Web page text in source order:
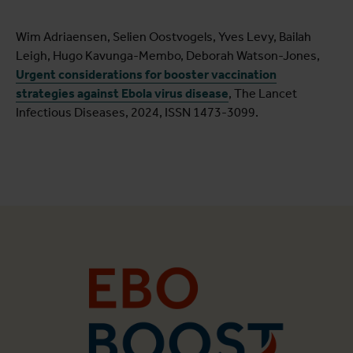
Wim Adriaensen, Selien Oostvogels, Yves Levy, Bailah
Leigh, Hugo Kavunga-Membo, Deborah Watson-Jones,
Urgent considerations for booster vaccination
strategies against Ebola virus disease, The Lancet
Infectious Diseases, 2024, ISSN 1473-3099.